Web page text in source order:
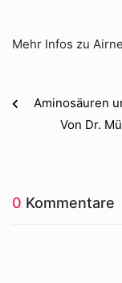
Mehr Infos zu
Aminosäuren
Von Dr.
0 Kommentare